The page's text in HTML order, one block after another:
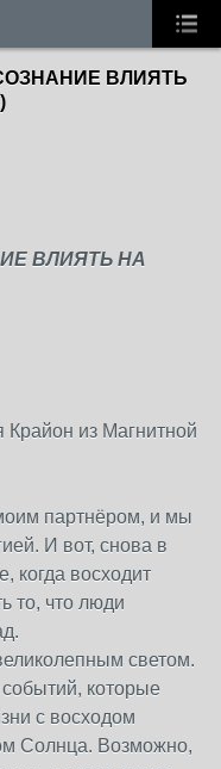
ВЛИЯТЬ
ВЛИЯТЬ НА
Крайон из Магнитной
партнёром, и мы
И вот, снова в
когда восходит
то, что люди
светом.
которые
с восходом
Солнца. Возможно,